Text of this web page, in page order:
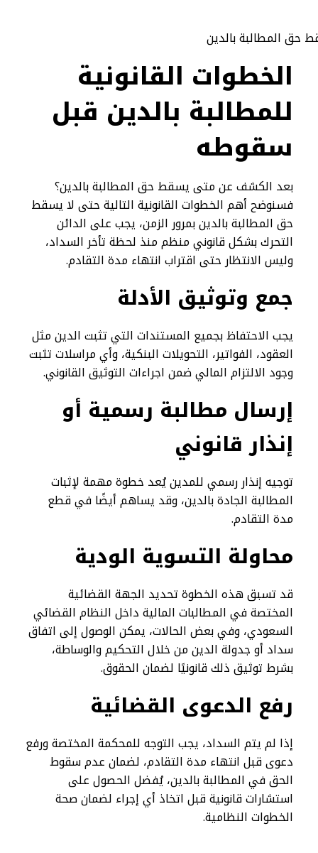
الخطوات القانونية
للمطالبة بالدين قبل
سقوطه
بعد الكشف عن متى يسقط حق المطالبة بالدين؟
فسنوضح أهم الخطوات القانونية التالية حتى لا يسقط
حق المطالبة بالدين بمرور الزمن، يجب على الدائن
التحرك بشكل قانوني منظم منذ لحظة تأخر السداد،
وليس الانتظار حتى اقتراب انتهاء مدة التقادم.
جمع وتوثيق الأدلة
يجب الاحتفاظ بجميع المستندات التي تثبت الدين مثل
العقود، الفواتير، التحويلات البنكية، وأي مراسلات تثبت
وجود الالتزام المالي ضمن اجراءات التوثيق القانوني.
إرسال مطالبة رسمية أو
إنذار قانوني
توجيه إنذار رسمي للمدين يُعد خطوة مهمة لإثبات
المطالبة الجادة بالدين، وقد يساهم أيضًا في قطع
مدة التقادم.
محاولة التسوية الودية
قد تسبق هذه الخطوة تحديد الجهة القضائية
المختصة في المطالبات المالية داخل النظام القضائي
السعودي، وفي بعض الحالات، يمكن الوصول إلى اتفاق
سداد أو جدولة الدين من خلال التحكيم والوساطة،
بشرط توثيق ذلك قانونيًا لضمان الحقوق.
رفع الدعوى القضائية
إذا لم يتم السداد، يجب التوجه للمحكمة المختصة ورفع
دعوى قبل انتهاء مدة التقادم، لضمان عدم سقوط
الحق في المطالبة بالدين، يُفضل الحصول على
استشارات قانونية قبل اتخاذ أي إجراء لضمان صحة
الخطوات النظامية.